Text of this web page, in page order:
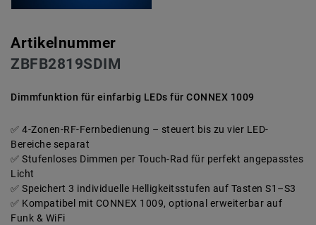
Artikelnummer
ZBFB2819SDIM
Dimmfunktion für einfarbig LEDs für CONNEX 1009
4-Zonen-RF-Fernbedienung – steuert bis zu vier LED-
Bereiche separat
Stufenloses Dimmen per Touch-Rad für perfekt angepasstes
Licht
Speichert 3 individuelle Helligkeitsstufen auf Tasten S1–S3
Kompatibel mit CONNEX 1009, optional erweiterbar auf
Funk & WiFi